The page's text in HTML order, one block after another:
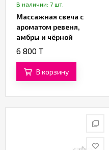
В наличии: 7 шт.
Массажная свеча с
ароматом ревеня,
амбры и чёрной
смородины A trip to the
от «Mystim» 43 ML
6 800 T
В корзину